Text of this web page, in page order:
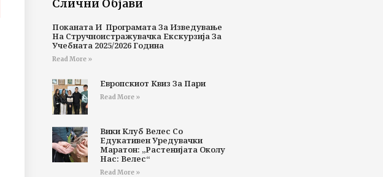
Слични Објави
Поканата И Програмата За Изведување
На Стручноистражувачка Екскурзија За
Учебната 2025/2026 Година
Read More »
Европскиот Квиз За Пари
Read More »
Вики Клуб Велес Со
Едукативен Уредувачки
Маратон: „Растенијата Околу
Нас: Велес“
Read More »